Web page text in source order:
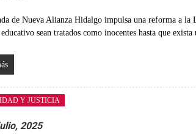
de Nueva Alianza Hidalgo impulsa una reforma a la
sean tratados como inocentes hasta que
Y JUSTICIA
2025